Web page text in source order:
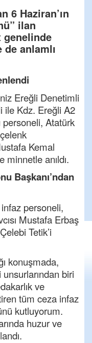
6 Haziran’ın
ilan
genelinde
anlamlı
Ereğli Denetimli
ile Kdz. Ereğli A2
personeli, Atatürk
Kemal
minnetle anıldı.
Başkanı’ndan
personeli,
Mustafa Erbaş
Tetik’i
konuşmada,
biri
ve
tüm ceza infaz
kutluyorum.
huzur ve